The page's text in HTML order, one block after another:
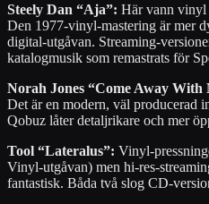
Steely Dan “Aja”: Här vann vinyl
Den 1977-vinyl-mastering är mer
digital-utgåvan. Streaming-
katalogmusik som remastrats för
Norah Jones “Come Away With
Det är en modern, väl producerad
Qobuz låter detaljrikare och mer
Tool “Lateralus”: Vinyl-
Vinyl-utgåvan) men hi-res-
fantastisk. Båda två slog CD-